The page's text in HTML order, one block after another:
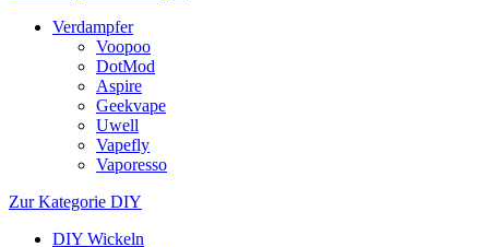
Verdampfer
Voopoo
DotMod
Aspire
Geekvape
Uwell
Vapefly
Vaporesso
Zur Kategorie DIY
DIY Wickeln